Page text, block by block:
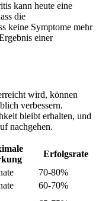
kann heute eine
die
keine Symptome mehr
einer
wird, können
verbessern.
bleibt erhalten, und
nachgehen.
Erfolgsrate
70-80%
60-70%